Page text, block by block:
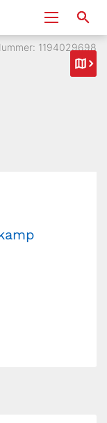
1194029698